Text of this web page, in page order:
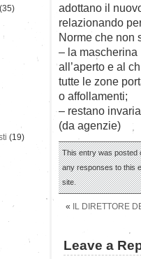
adottano il
relazionando
Norme che non
– la mascherina
all’aperto e al
tutte le zone
o affollamenti;
– restano
(da agenzie)
This entry was posted
any responses to this
site.
« IL DIRETTORE
Leave a
(35)
(19)